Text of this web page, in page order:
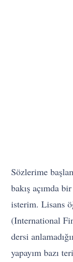
Sözlerime
bakış açımda
isterim. Lisans
(International
dersi
yapayım bazı